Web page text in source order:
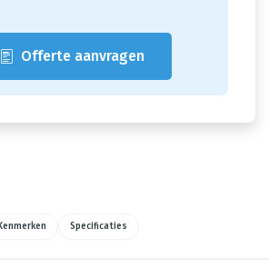
Offerte aanvragen
Kenmerken Specificaties